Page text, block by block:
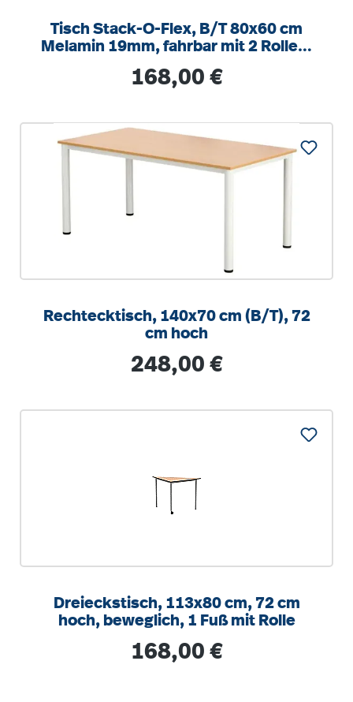
Tisch Stack-O-Flex, B/T 80x60 cm
Melamin 19mm, fahrbar mit 2 Rollen,
Regulärer Preis:
168,00 €
Rechtecktisch, 140x70 cm (B/T), 72
cm hoch
Regulärer Preis:
248,00 €
Dreieckstisch, 113x80 cm, 72 cm
hoch, beweglich, 1 Fuß mit Rolle
Regulärer Preis:
168,00 €